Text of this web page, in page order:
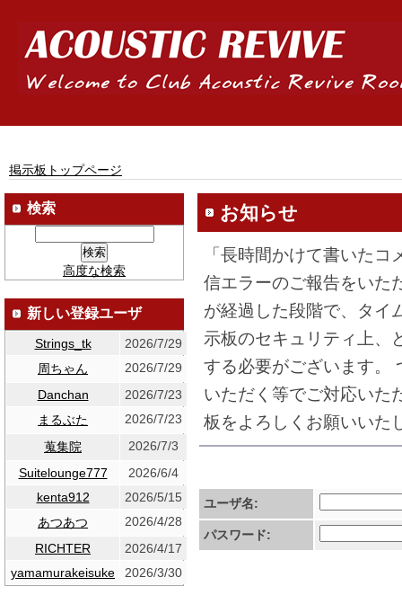
掲示板トップページ
お知らせ
「長時間かけて書いた
信エラーのご報告をいた
が経過した段階で、タイ
示板のセキュリティ上、
する必要がございます。
いただく等でご対応いた
板をよろしくお願いいた
ユーザ名:
パスワード:
検索
高度な検索
新しい登録ユーザ
Strings_tk
2026/7/29
周ちゃん
2026/7/29
Danchan
2026/7/23
まるぶた
2026/7/23
蒐集院
2026/7/3
Suitelounge777
2026/6/4
kenta912
2026/5/15
あつあつ
2026/4/28
RICHTER
2026/4/17
yamamurakeisuke
2026/3/30